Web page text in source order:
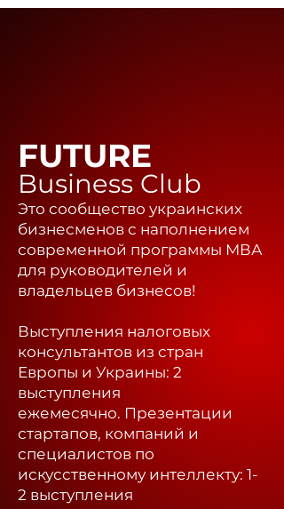
FUTURE
Business Club
Это сообщество украинских
бизнесменов с наполнением
современной программы МВА
для руководителей и
владельцев бизнесов!
Выступления налоговых
консультантов из стран
Европы и Украины: 2
выступления
ежемесячно. Презентации
стартапов, компаний и
специалистов по
искусственному интеллекту: 1-
2 выступления